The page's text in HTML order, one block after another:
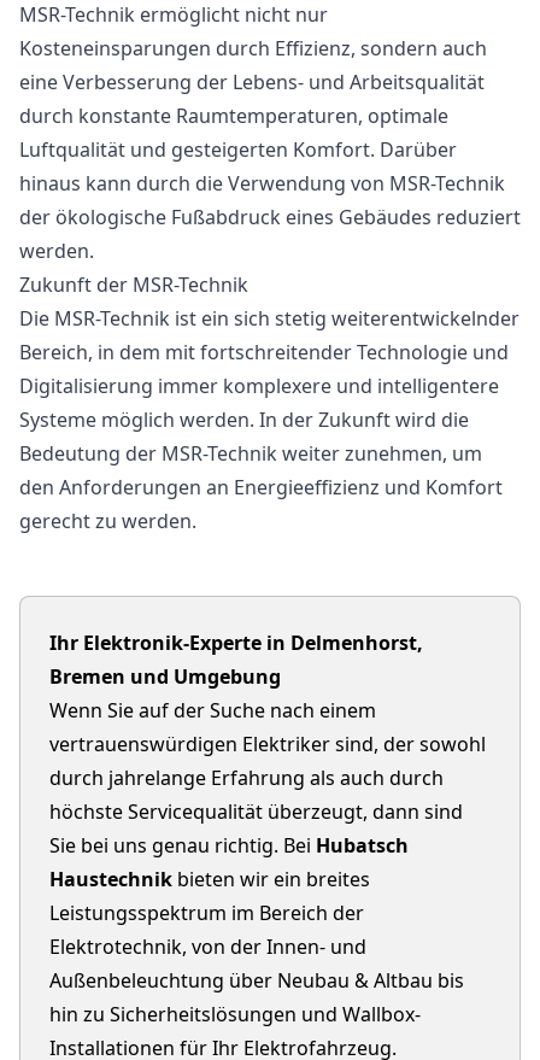
MSR-Technik ermöglicht nicht nur
Kosteneinsparungen durch Effizienz, sondern auch
eine Verbesserung der Lebens- und Arbeitsqualität
durch konstante Raumtemperaturen, optimale
Luftqualität und gesteigerten Komfort. Darüber
hinaus kann durch die Verwendung von MSR-Technik
der ökologische Fußabdruck eines Gebäudes reduziert
werden.
Zukunft der MSR-Technik
Die MSR-Technik ist ein sich stetig weiterentwickelnder
Bereich, in dem mit fortschreitender Technologie und
Digitalisierung immer komplexere und intelligentere
Systeme möglich werden. In der Zukunft wird die
Bedeutung der MSR-Technik weiter zunehmen, um
den Anforderungen an Energieeffizienz und Komfort
gerecht zu werden.
Ihr Elektronik-Experte in Delmenhorst,
Bremen und Umgebung
Wenn Sie auf der Suche nach einem
vertrauenswürdigen Elektriker sind, der sowohl
durch jahrelange Erfahrung als auch durch
höchste Servicequalität überzeugt, dann sind
Sie bei uns genau richtig. Bei Hubatsch
Haustechnik bieten wir ein breites
Leistungsspektrum im Bereich der
Elektrotechnik, von der Innen- und
Außenbeleuchtung über Neubau & Altbau bis
hin zu Sicherheitslösungen und Wallbox-
Installationen für Ihr Elektrofahrzeug.